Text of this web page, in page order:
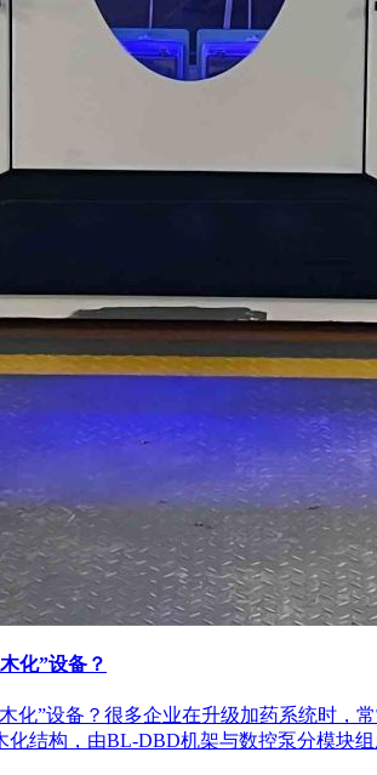
化”设备？
化”设备？很多企业在升级加药系统时
结构，由BL-DBD机架与数控泵分模块